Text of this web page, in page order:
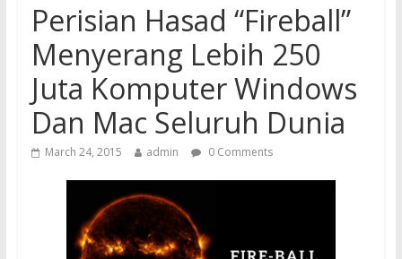
Perisian Hasad “Fireball”
Menyerang Lebih 250
Juta Komputer Windows
Dan Mac Seluruh Dunia
March 24, 2015 admin 0 Comments